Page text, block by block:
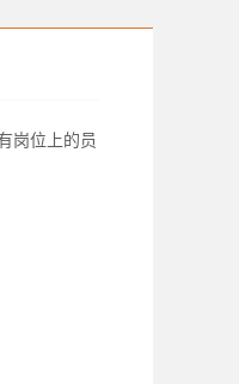
岗位上的员